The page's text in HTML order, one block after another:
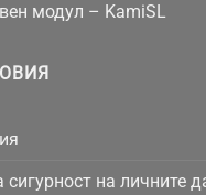
модул – KamiSL
сигурност на личните